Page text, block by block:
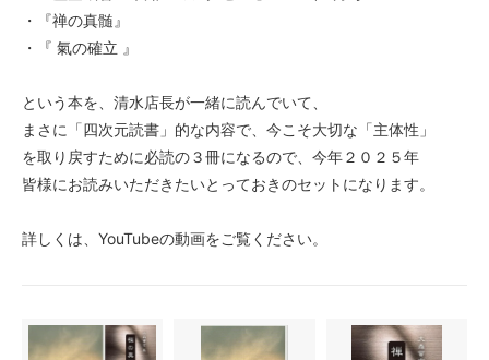
・『禅の真髄』
・『 氣の確立 』
という本を、清水店長が一緒に読んでいて、
まさに「四次元読書」的な内容で、今こそ大切な「主体性」
を取り戻すために必読の３冊になるので、今年２０２５年
皆様にお読みいただきたいとっておきのセットになります。
詳しくは、YouTubeの動画をご覧ください。